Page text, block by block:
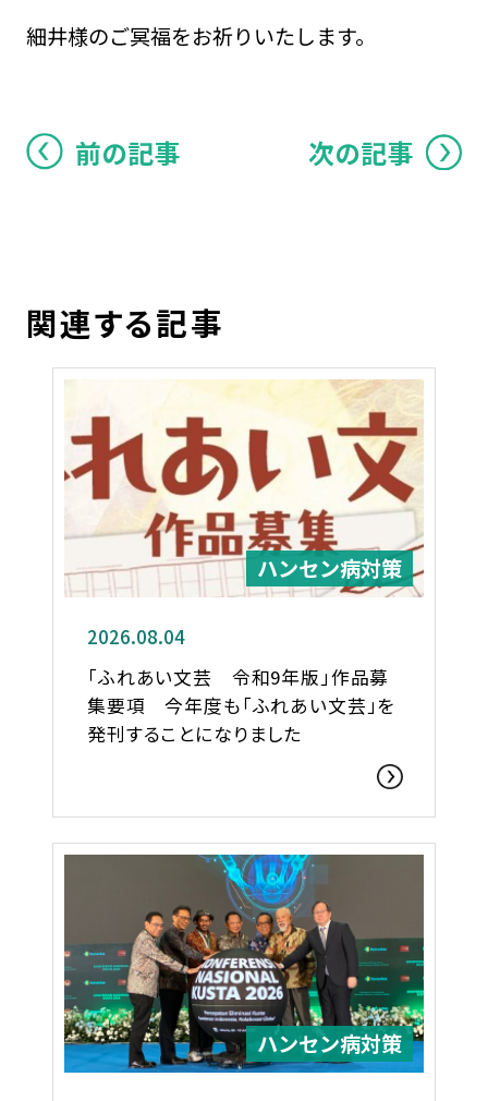
細井様のご冥福をお祈りいたします。
前の記事 次の記事
関連する記事
ハンセン病対策
2026.08.04
「ふれあい文芸 令和9年版」作品募
集要項 今年度も「ふれあい文芸」を
発刊することになりました
ハンセン病対策